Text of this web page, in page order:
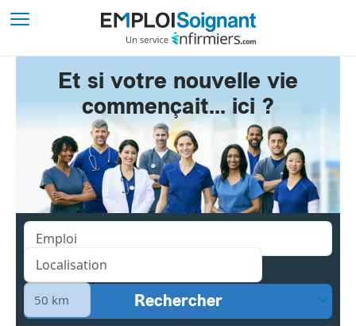
Et si votre nouvelle vie
commençait... ici ?